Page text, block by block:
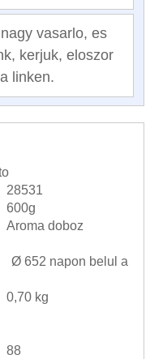
vasarlo, es
kerjuk, eloszor
linken.
28531
600g
Aroma doboz
Ø 652 napon belul a
0,70 kg
88